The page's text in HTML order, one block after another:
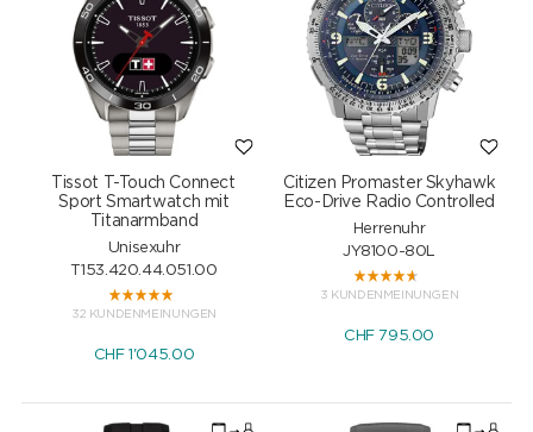
Tissot T-Touch Connect
Sport Smartwatch mit
Titanarmband
Unisexuhr
T153.420.44.051.00
32 KUNDENMEINUNGEN
CHF1'045.00
Citizen Promaster Skyhawk
Eco-Drive Radio Controlled
Herrenuhr
JY8100-80L
3 KUNDENMEINUNGEN
CHF795.00